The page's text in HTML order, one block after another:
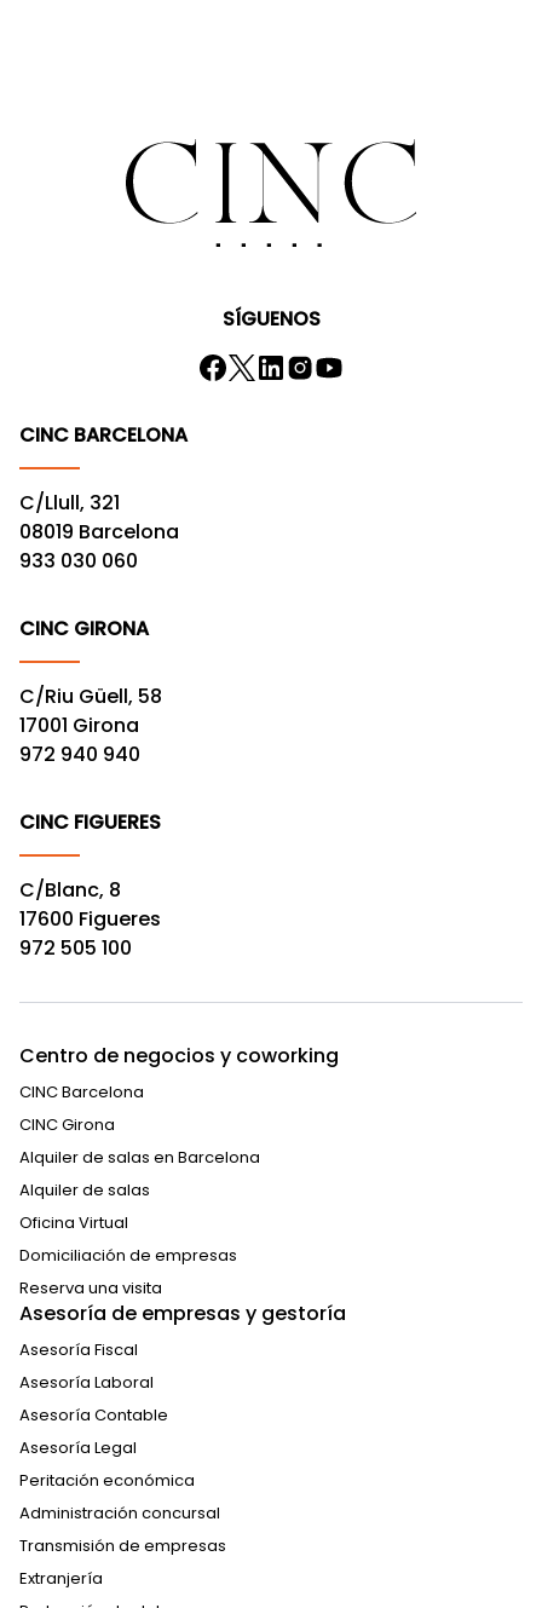
SÍGUENOS
CINC BARCELONA
C/Llull, 321
08019 Barcelona
933 030 060
CINC GIRONA
C/Riu Güell, 58
17001 Girona
972 940 940
CINC FIGUERES
C/Blanc, 8
17600 Figueres
972 505 100
Centro de negocios y coworking
CINC Barcelona
CINC Girona
Alquiler de salas en Barcelona
Alquiler de salas
Oficina Virtual
Domiciliación de empresas
Reserva una visita
Asesoría de empresas y gestoría
Asesoría Fiscal
Asesoría Laboral
Asesoría Contable
Asesoría Legal
Peritación económica
Administración concursal
Transmisión de empresas
Extranjería